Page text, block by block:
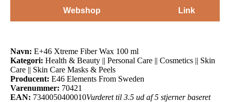
Webshop
Link
Navn: E+46 Xtreme Fiber Wax 100 ml
Kategori: Health & Beauty || Personal Care || Cosmetics || Skin
Care || Skin Care Masks & Peels
Producent: E46 Elements From Sweden
Varenummer: 70421
EAN: 7340050400010Vurderet til 3.5 ud af 5 stjerner baseret